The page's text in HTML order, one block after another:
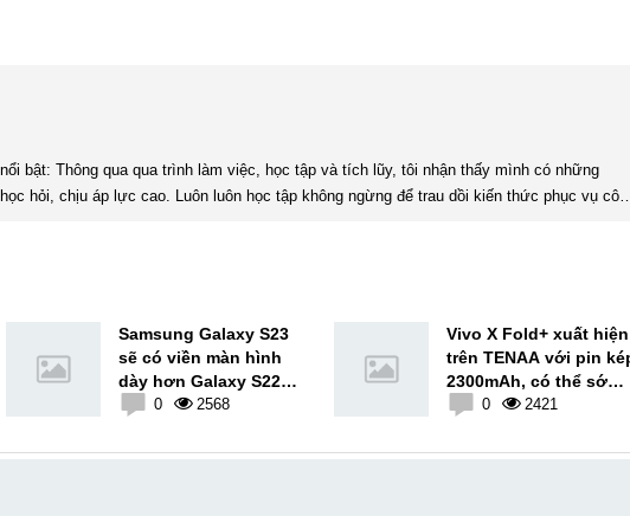
hỏi, chịu áp lực cao. Luôn luôn học tập không ngừng để trau dồi kiến thức phục vụ công
Samsung Galaxy S23
sẽ có viền màn hình
dày hơn Galaxy S22
0,15mm
0 2568
Vivo X Fold+ xuất hiện
trên TENAA với pin
2300mAh, có thể sớm
ra mắt
0 2421